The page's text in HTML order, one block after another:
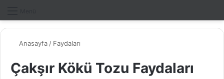
Anasayfa / Faydaları
Çakşır Kökü Tozu Faydaları